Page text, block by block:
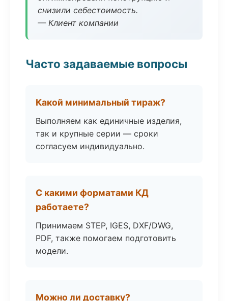
снизили себестоимость.
— Клиент компании
Часто задаваемые вопросы
Какой минимальный тираж?
Выполняем как единичные изделия,
так и крупные серии — сроки
согласуем индивидуально.
С какими форматами КД
работаете?
Принимаем STEP, IGES, DXF/DWG,
PDF, также помогаем подготовить
модели.
Можно ли доставку?